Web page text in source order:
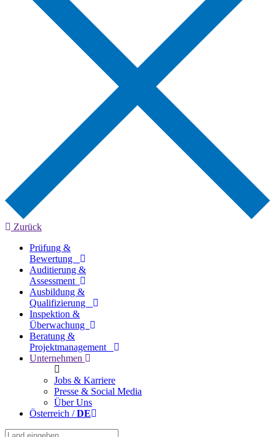
Zurück
Prüfung &
Bewertung
Auditierung &
Assessment
Ausbildung &
Qualifizierung
Inspektion &
Überwachung
Beratung &
Projektmanagement
Unternehmen
Jobs & Karriere
Presse & Social Media
Über Uns
Österreich /DE